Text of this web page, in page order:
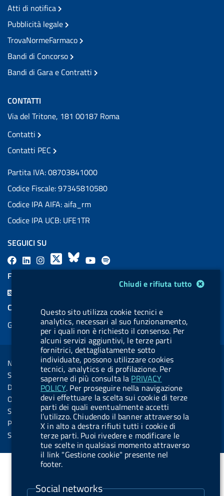
Chiudi e rifiuta tutto
Questo sito utilizza cookie tecnici e
analytics, necessari al suo funzionamento,
per i quali non è richiesto il consenso. Per
alcuni servizi aggiuntivi, le terze parti
fornitrici, dettagliatamente sotto
individuate, possono utilizzare cookies
tecnici, analytics e di profilazione. Per
saperne di più consulta la PRIVACY
POLICY. Per proseguire nella navigazione
devi effettuare la scelta sui cookie di terze
parti dei quali eventualmente accetti
l’utilizzo. Chiudendo il banner attraverso la
X in alto a destra rifiuti tutti i cookie di
terze parti. Puoi rivedere e modificare le
tue scelte in qualsiasi momento attraverso
il link "Gestione cookie" presente nel
footer.
Social networks
Atti di notifica
Pubblicità legale
TrovaNormeFarmaco
Bandi di Concorso
Bandi di Gara e Contratti
CONTATTI
Via del Tritone, 181 00187 Roma
Contatti
Contatti PEC
Partita IVA: 08703841000
Codice Fiscale: 97345810580
Codice IPA AIFA: aifa_rm
Codice IPA UCB: UFE1TR
SEGUICI SU
F
a
L
i
a
l
.
b
u
t
t
o
n
.
i
n
s
a
X
B
l
s
k
y
Y
o
u
b
e
l
a
l
.
b
u
t
t
o
n
.
s
p
o
i
FEED RSS
COOKIES
Gestione cookie
Sezione Link Utili
Note legali
Social Media Policy
Dichiarazione di accessibilità
Obiettivi di accessibilità
Statistiche sito
Privacy
Servizi Online